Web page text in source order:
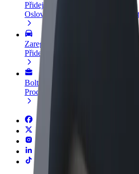
Přidejte restauraci nebo obchod
Oslovte více zákazníků a zvyšte si
Zaregistrujte se jako flotilový
Přidejte svou flotilu k Boltu a
Bolt for Business
Produkty a služby Boltu přesně